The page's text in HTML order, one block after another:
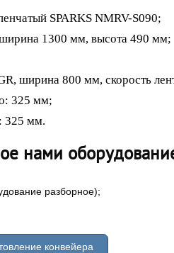
SPARKS NMRV-S090;
1300 мм, высота 490 мм;
ширина 800 мм, скорость
325 мм;
325 мм.
нами
разборное);
конвейера